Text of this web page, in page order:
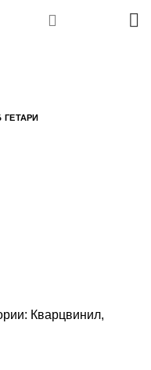
ГЕТАРИ
Кварцвинил,